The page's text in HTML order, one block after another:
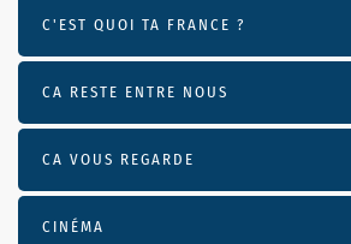
C'EST QUOI TA FRANCE ?
CA RESTE ENTRE NOUS
CA VOUS REGARDE
CINÉMA